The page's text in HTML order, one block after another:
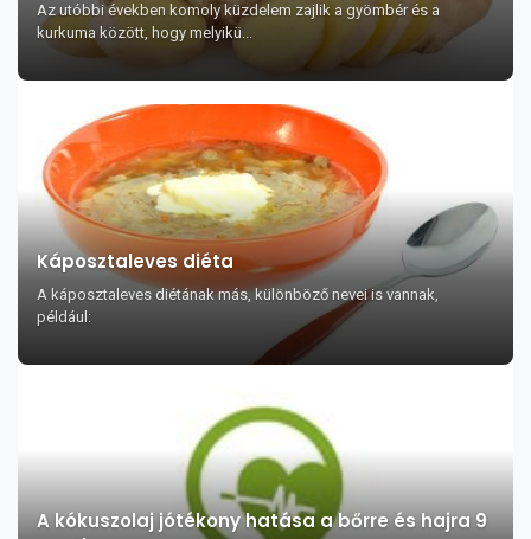
Az utóbbi években komoly küzdelem zajlik a gyömbér és a
kurkuma között, hogy melyikü...
Káposztaleves diéta
A káposztaleves diétának más, különböző nevei is vannak,
például:
A kókuszolaj jótékony hatása a bőrre és hajra 9